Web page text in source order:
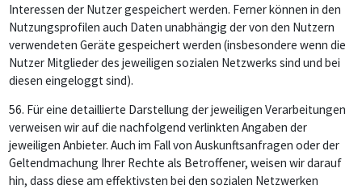
Interessen der Nutzer gespeichert werden. Ferner können in den
Nutzungsprofilen auch Daten unabhängig der von den Nutzern
verwendeten Geräte gespeichert werden (insbesondere wenn die
Nutzer Mitglieder des jeweiligen sozialen Netzwerks sind und bei
diesen eingeloggt sind).
56. Für eine detaillierte Darstellung der jeweiligen Verarbeitungen
verweisen wir auf die nachfolgend verlinkten Angaben der
jeweiligen Anbieter. Auch im Fall von Auskunftsanfragen oder der
Geltendmachung Ihrer Rechte als Betroffener, weisen wir darauf
hin, dass diese am effektivsten bei den sozialen Netzwerken